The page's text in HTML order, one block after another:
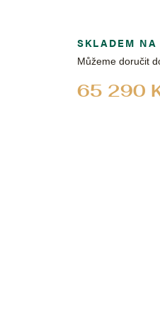
65 290
SKLADEM NA
Můžeme doručit